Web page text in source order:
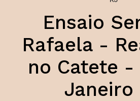
Ensaio
Rafaela -
no Catete -
Janeiro